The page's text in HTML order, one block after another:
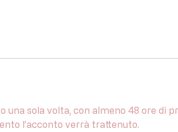
una sola volta, con almeno 48 ore di
l’acconto verrà trattenuto.